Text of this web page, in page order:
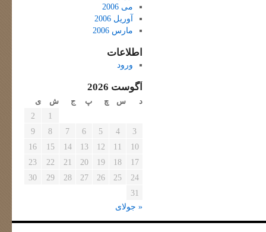
می 2006
آوریل 2006
مارس 2006
اطلاعات
ورود
آگوست 2026
د س چ پ ج ش ی
1
2
3
4
5
6
7
8
9
10
11
12
13
14
15
16
17
18
19
20
21
22
23
24
25
26
27
28
29
30
31
« جولای